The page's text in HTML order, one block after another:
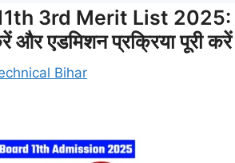
3rd Merit List 2025:
एडमिशन प्रक्रिया पूरी करें
Bihar